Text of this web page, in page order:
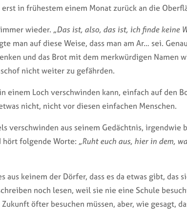
in frühestem einem Monat zurück an die
wieder. „Das ist, also, das ist, ich finde keine
man auf diese Weise, dass man am Ar… sei.
und das Brot mit dem merkwürdigen Namen
nicht weiter zu gefährden.
einem Loch verschwinden kann, einfach auf den
nicht, nicht vor diesen einfachen Menschen.
verschwinden aus seinem Gedächtnis,
hört folgende Worte: „Ruht euch aus, hier in dem,
keinem der Dörfer, dass es da etwas gibt, das
noch lesen, weil sie nie eine Schule
öfter besuchen müssen, aber, wie gesagt,